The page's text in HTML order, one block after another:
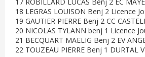
18 LEGRAS LOUISON Benj 2 Licence
19 GAUTIER PIERRE Benj 2 CC
20 NICOLAS TYLANN benj 1 Licence
21 BECQUART MAELIG Benj 2 EV
22 TOUZEAU PIERRE Benj 1 DURTAL